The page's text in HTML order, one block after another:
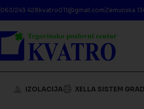
063/243 428 kvatro011@gmail.com Zemunska
IZOLACIJA XELLA SISTEM